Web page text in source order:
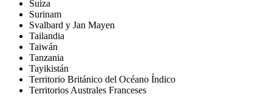
Suiza
Surinam
Svalbard y Jan Mayen
Tailandia
Taiwán
Tanzania
Tayikistán
Territorio Británico del Océano Índico
Territorios Australes Franceses